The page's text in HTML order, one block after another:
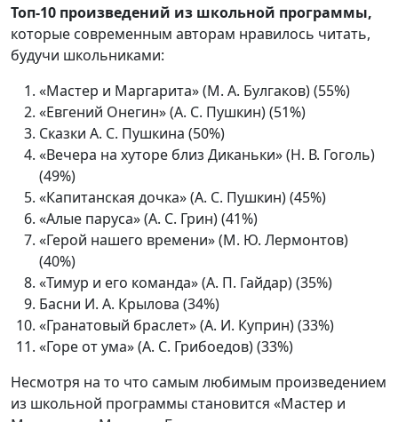
Топ-10 произведений из школьной программы,
которые современным авторам нравилось читать,
будучи школьниками:
«Мастер и Маргарита» (М. А. Булгаков) (55%)
«Евгений Онегин» (А. С. Пушкин) (51%)
Сказки А. С. Пушкина (50%)
«Вечера на хуторе близ Диканьки» (Н. В. Гоголь)
(49%)
«Капитанская дочка» (А. С. Пушкин) (45%)
«Алые паруса» (А. С. Грин) (41%)
«Герой нашего времени» (М. Ю. Лермонтов)
(40%)
«Тимур и его команда» (А. П. Гайдар) (35%)
Басни И. А. Крылова (34%)
«Гранатовый браслет» (А. И. Куприн) (33%)
«Горе от ума» (А. С. Грибоедов) (33%)
Несмотря на то что самым любимым произведением
из школьной программы становится «Мастер и